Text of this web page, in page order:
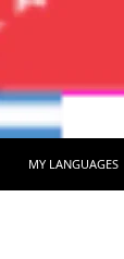
MY LANGUAGES